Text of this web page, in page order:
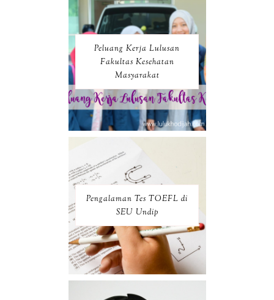
Peluang Kerja Lulusan
Fakultas Kesehatan
Masyarakat
Pengalaman Tes TOEFL di
SEU Undip